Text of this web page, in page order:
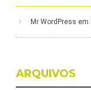
Mr WordPress em
ARQUIVOS